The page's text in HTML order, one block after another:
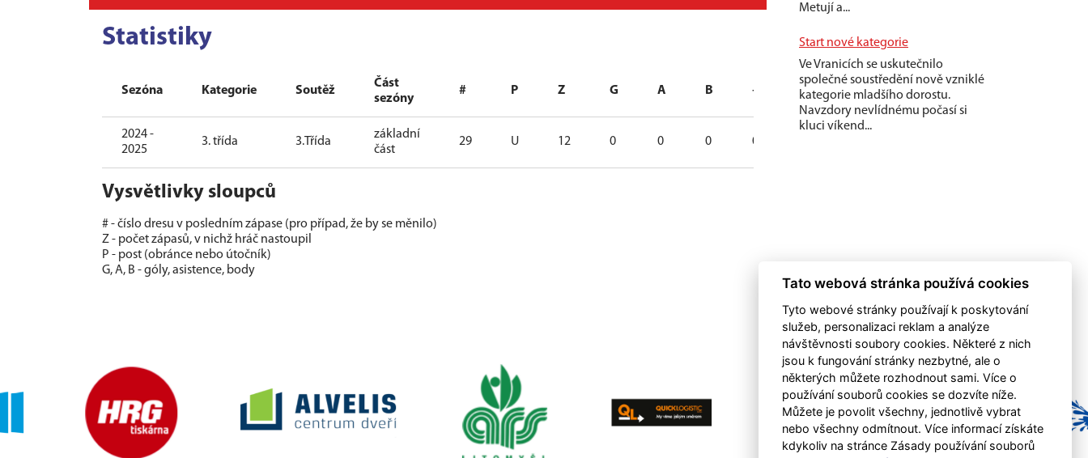
Statistiky
Sezóna Kategorie Soutěž
Část
sezóny
# P Z G A B + - +/- TM
2024 -
2025
3. třída 3.Třída
základní
část
29 U 12 0 0 0 0
Vysvětlivky sloupců
# - číslo dresu v posledním zápase (pro případ, že by se měnilo)
Z - počet zápasů, v nichž hráč nastoupil
P - post (obránce nebo útočník)
G, A, B - góly, asistence, body
Metují a...
Start nové kategorie
Ve Vranicích se uskutečnilo
společné soustředění nově vzniklé
kategorie mladšího dorostu.
Navzdory nevlídnému počasí si
kluci víkend...
Tato webová stránka používá cookies
Tyto webové stránky používají k poskytování
služeb, personalizaci reklam a analýze
návštěvnosti soubory cookies. Některé z nich
jsou k fungování stránky nezbytné, ale o
některých můžete rozhodnout sami. Více o
používání souborů cookies se dozvíte níže.
Můžete je povolit všechny, jednotlivě vybrat
nebo všechny odmítnout. Více informací získáte
kdykoliv na stránce Zásady používání souborů